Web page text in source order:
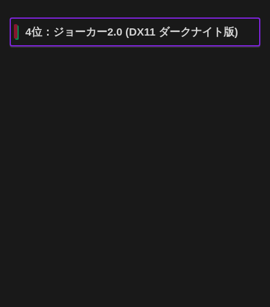
4位：ジョーカー2.0 (DX11 ダークナイト版)